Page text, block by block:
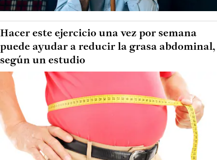
Hacer este ejercicio una vez por semana
puede ayudar a reducir la grasa abdominal,
según un estudio